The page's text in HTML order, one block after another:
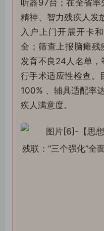
听器97台；在全省率
精神、智力残疾人发
入户上门开展开卡
全；筛查上报脑瘫
发育不良24人名单，
行手术适应性检查。
100% 、辅具适配率
疾人满意度。